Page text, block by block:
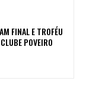
FINAL E TROFÉU
POVEIRO